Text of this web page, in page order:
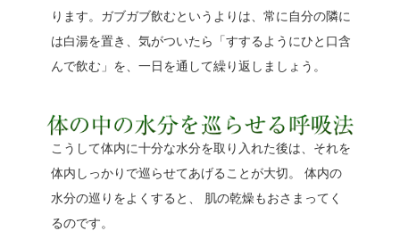
ります。ガブガブ飲むというよりは、常に自分の隣に
は白湯を置き、気がついたら「すするようにひと口含
んで飲む」を、一日を通して繰り返しましょう。
こうして体内に十分な水分を取り入れた後は、それを
体内しっかりで巡らせてあげることが大切。 体内の
水分の巡りをよくすると、 肌の乾燥もおさまってく
るのです。